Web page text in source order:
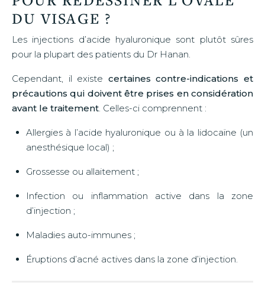
DU VISAGE ?
Les injections d’acide hyaluronique sont plutôt sûres
pour la plupart des patients du Dr Hanan.
Cependant, il existe certaines contre-indications et
précautions qui doivent être prises en considération
avant le traitement . Celles-ci comprennent :
Allergies à l’acide hyaluronique ou à la lidocaïne (un
anesthésique local) ;
Grossesse ou allaitement ;
Infection ou inflammation active dans la zone
d’injection ;
Maladies auto-immunes ;
Éruptions d’acné actives dans la zone d’injection.